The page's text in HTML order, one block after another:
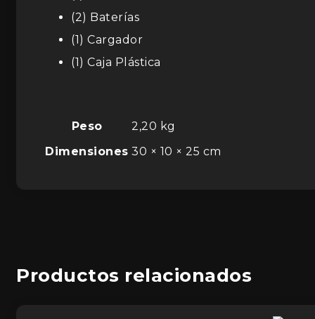
(2) Baterías
(1) Cargador
(1) Caja Plástica
Peso
2,20 kg
Dimensiones 30 × 10 × 25 cm
Productos relacionados